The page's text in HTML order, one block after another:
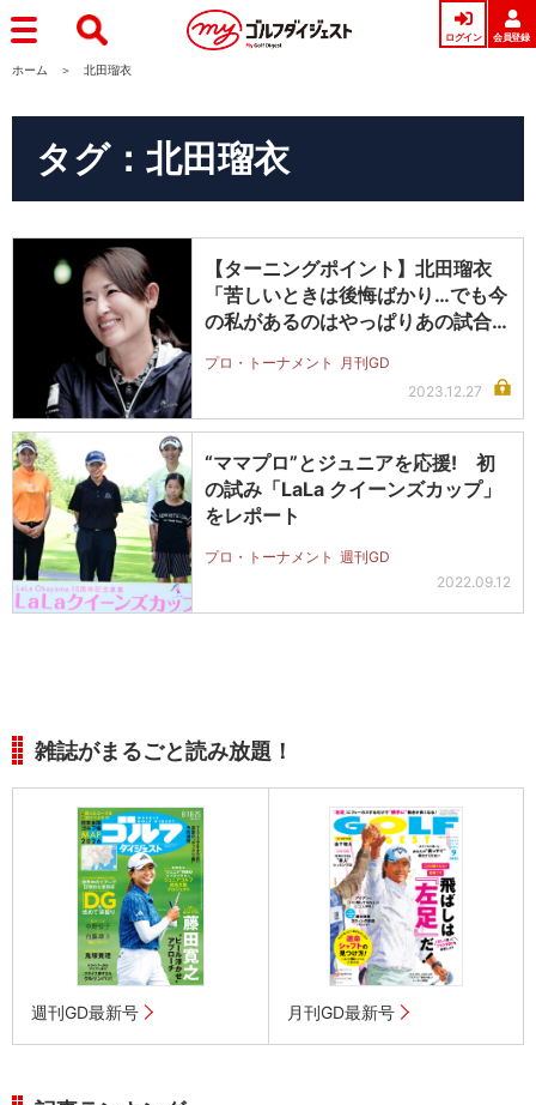
ログイン 会員登録
ホーム 北田瑠衣
タグ：北田瑠衣
【ターニングポイント】北田瑠衣
「苦しいときは後悔ばかり…でも今
の私があるのはやっぱりあの試合の
プロ・トーナメント
月刊GD
2023.12.27
“ママプロ”とジュニアを応援! 初
の試み「LaLa クイーンズカップ」
をレポート
プロ・トーナメント 週刊GD
2022.09.12
雑誌がまるごと読み放題！
週刊GD最新号 月刊GD最新号